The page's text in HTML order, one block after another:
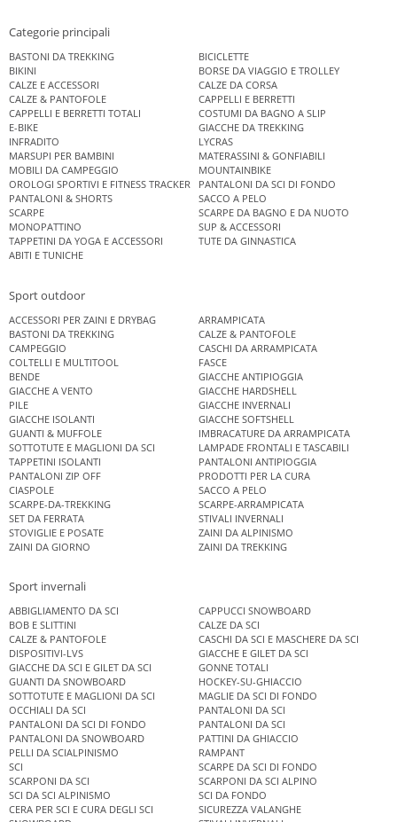
Categorie principali
BASTONI DA TREKKING
BICICLETTE
BIKINI
BORSE DA VIAGGIO E TROLLEY
CALZE E ACCESSORI
CALZE DA CORSA
CALZE & PANTOFOLE
CAPPELLI E BERRETTI
CAPPELLI E BERRETTI TOTALI
COSTUMI DA BAGNO A SLIP
E-BIKE
GIACCHE DA TREKKING
INFRADITO
LYCRAS
MARSUPI PER BAMBINI
MATERASSINI & GONFIABILI
MOBILI DA CAMPEGGIO
MOUNTAINBIKE
OROLOGI SPORTIVI E FITNESS TRACKER
PANTALONI DA SCI DI FONDO
PANTALONI & SHORTS
SACCO A PELO
SCARPE
SCARPE DA BAGNO E DA NUOTO
MONOPATTINO
SUP & ACCESSORI
TAPPETINI DA YOGA E ACCESSORI
TUTE DA GINNASTICA
ABITI E TUNICHE
Sport outdoor
ACCESSORI PER ZAINI E DRYBAG
ARRAMPICATA
BASTONI DA TREKKING
CALZE & PANTOFOLE
CAMPEGGIO
CASCHI DA ARRAMPICATA
COLTELLI E MULTITOOL
FASCE
BENDE
GIACCHE ANTIPIOGGIA
GIACCHE A VENTO
GIACCHE HARDSHELL
PILE
GIACCHE INVERNALI
GIACCHE ISOLANTI
GIACCHE SOFTSHELL
GUANTI & MUFFOLE
IMBRACATURE DA ARRAMPICATA
SOTTOTUTE E MAGLIONI DA SCI
LAMPADE FRONTALI E TASCABILI
TAPPETINI ISOLANTI
PANTALONI ANTIPIOGGIA
PANTALONI ZIP OFF
PRODOTTI PER LA CURA
CIASPOLE
SACCO A PELO
SCARPE-DA-TREKKING
SCARPE-ARRAMPICATA
SET DA FERRATA
STIVALI INVERNALI
STOVIGLIE E POSATE
ZAINI DA ALPINISMO
ZAINI DA GIORNO
ZAINI DA TREKKING
Sport invernali
ABBIGLIAMENTO DA SCI
CAPPUCCI SNOWBOARD
BOB E SLITTINI
CALZE DA SCI
CALZE & PANTOFOLE
CASCHI DA SCI E MASCHERE DA SCI
DISPOSITIVI-LVS
GIACCHE E GILET DA SCI
GIACCHE DA SCI E GILET DA SCI
GONNE TOTALI
GUANTI DA SNOWBOARD
HOCKEY-SU-GHIACCIO
SOTTOTUTE E MAGLIONI DA SCI
MAGLIE DA SCI DI FONDO
OCCHIALI DA SCI
PANTALONI DA SCI
PANTALONI DA SCI DI FONDO
PANTALONI DA SCI
PANTALONI DA SNOWBOARD
PATTINI DA GHIACCIO
PELLI DA SCIALPINISMO
RAMPANT
SCI
SCARPE DA SCI DI FONDO
SCARPONI DA SCI
SCARPONI DA SCI ALPINO
SCI DA SCI ALPINISMO
SCI DA FONDO
CERA PER SCI E CURA DEGLI SCI
SICUREZZA VALANGHE